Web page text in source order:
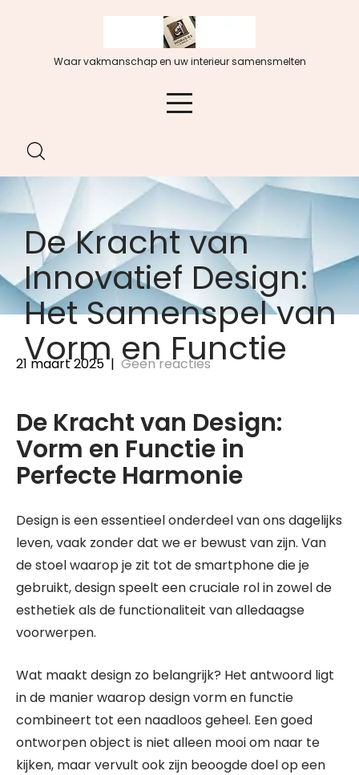
Waar vakmanschap en uw interieur samensmelten
De Kracht van
Innovatief Design:
Het Samenspel van
Vorm en Functie
21 maart 2025| Geen reacties
De Kracht van Design:
Vorm en Functie in
Perfecte Harmonie
Design is een essentieel onderdeel van ons dagelijks
leven, vaak zonder dat we er bewust van zijn. Van
de stoel waarop je zit tot de smartphone die je
gebruikt, design speelt een cruciale rol in zowel de
esthetiek als de functionaliteit van alledaagse
voorwerpen.
Wat maakt design zo belangrijk? Het antwoord ligt
in de manier waarop design vorm en functie
combineert tot een naadloos geheel. Een goed
ontworpen object is niet alleen mooi om naar te
kijken, maar vervult ook zijn beoogde doel op een